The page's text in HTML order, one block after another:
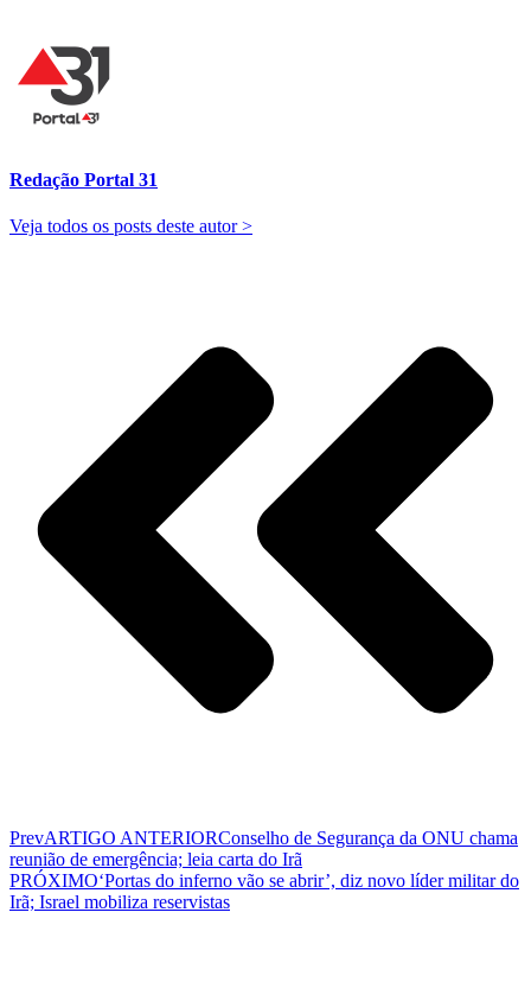
Redação Portal 31
Veja todos os posts deste autor >
PrevARTIGO ANTERIORConselho de Segurança da ONU chama
reunião de emergência; leia carta do Irã
PRÓXIMO‘Portas do inferno vão se abrir’, diz novo líder militar do
Irã; Israel mobiliza reservistas